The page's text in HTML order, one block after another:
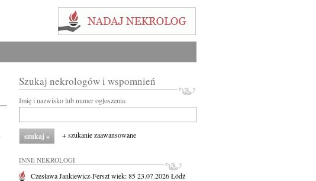
Szukaj nekrologów i wspomnień
Imię i nazwisko lub numer ogłoszenia:
+ szukanie zaawansowane
INNE NEKROLOGI
Czesława Jankiewicz-Fersztwiek: 8523.07.2026Łódź